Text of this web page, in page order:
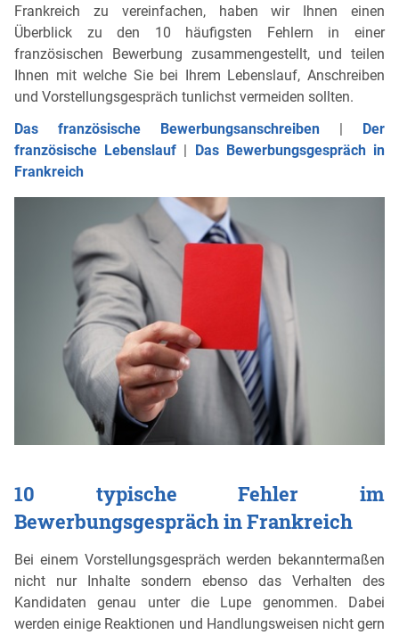
Frankreich zu vereinfachen, haben wir Ihnen einen
Überblick zu den 10 häufigsten Fehlern in einer
französischen Bewerbung zusammengestellt, und teilen
Ihnen mit welche Sie bei Ihrem Lebenslauf, Anschreiben
und Vorstellungsgespräch tunlichst vermeiden sollten.
Das französische Bewerbungsanschreiben
Der
französische Lebenslauf
Das Bewerbungsgespräch in
Frankreich
10 typische Fehler im
Bewerbungsgespräch in Frankreich
Bei einem Vorstellungsgespräch werden bekanntermaßen
nicht nur Inhalte sondern ebenso das Verhalten des
Kandidaten genau unter die Lupe genommen. Dabei
werden einige Reaktionen und Handlungsweisen nicht gern